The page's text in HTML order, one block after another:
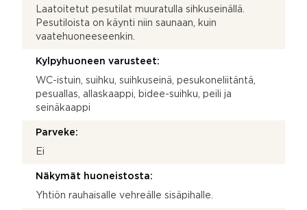
Laatoitetut pesutilat muuratulla sihkuseinällä.
Pesutiloista on käynti niin saunaan, kuin
vaatehuoneeseenkin.
Kylpyhuoneen varusteet:
WC-istuin, suihku, suihkuseinä, pesukoneliitäntä,
pesuallas, allaskaappi, bidee-suihku, peili ja
seinäkaappi
Parveke:
Ei
Näkymät huoneistosta:
Yhtiön rauhaisalle vehreälle sisäpihalle.